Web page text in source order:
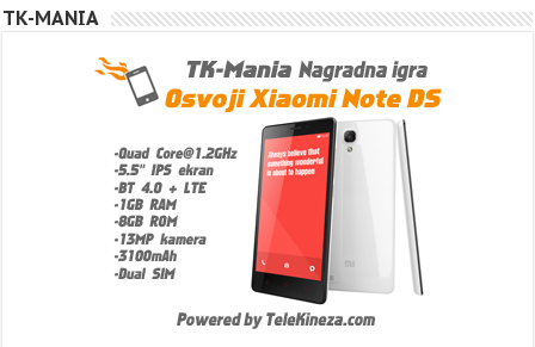
TK-MANIA